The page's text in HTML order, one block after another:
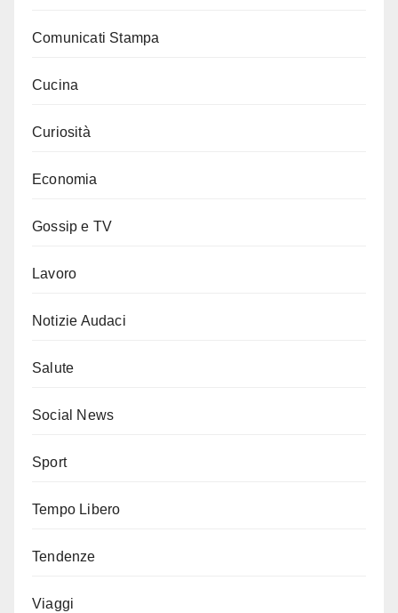
Comunicati Stampa
Cucina
Curiosità
Economia
Gossip e TV
Lavoro
Notizie Audaci
Salute
Social News
Sport
Tempo Libero
Tendenze
Viaggi